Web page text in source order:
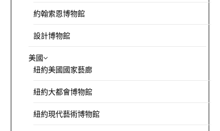
約翰索恩博物館
設計博物館
美國
紐約美國國家藝廊
紐約大都會博物館
紐約現代藝術博物館